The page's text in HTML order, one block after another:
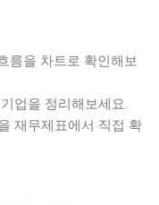
름을 차트로 확인해보
업을 정리해보세요.
재무제표에서 직접 확